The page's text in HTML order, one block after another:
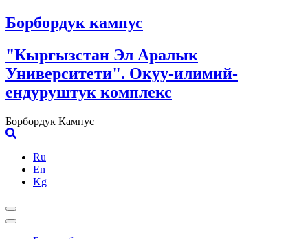
Skip
to
Борбордук кампус
"Кыргызстан Эл Аралык
Университети". Окуу-илимий-
ендуруштук комплекс
Борбордук Кампус
Ru
En
Kg